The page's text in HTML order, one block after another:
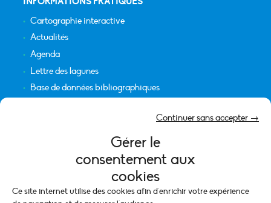
Gérer le
consentement aux
cookies
Ce site internet utilise des cookies afin d'enrichir votre expérience
Continuer sans accepter →
Cartographie interactive
Actualités
Agenda
Lettre des lagunes
Base de données bibliographiques
Mentions légales
Politique de cookies (UE)